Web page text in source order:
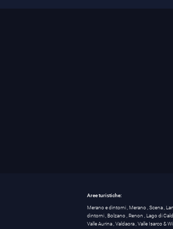
Aree turistiche:
Merano e dintorni, Merano,Scena,
dintorni, Bolzano,Renon , Lago di
Valle Aurina,Valdaora,Valle Isarco &